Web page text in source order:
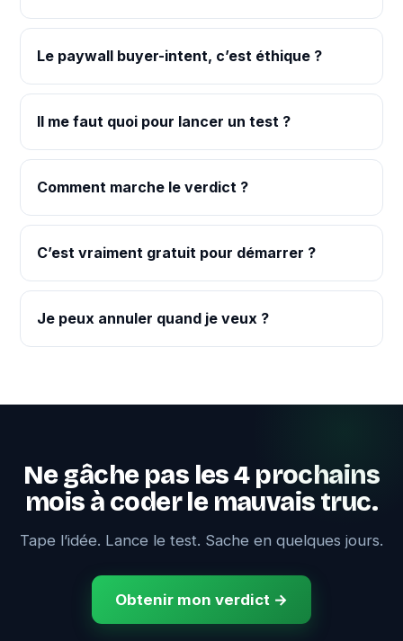
Le paywall buyer-intent, c’est éthique ?
Il me faut quoi pour lancer un test ?
Comment marche le verdict ?
C’est vraiment gratuit pour démarrer ?
Je peux annuler quand je veux ?
Ne gâche pas les 4 prochains
mois à coder le mauvais truc.
Tape l’idée. Lance le test. Sache en quelques jours.
Obtenir mon verdict →